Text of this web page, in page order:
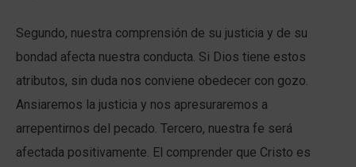
Segundo, nuestra comprensión de su justicia y de su
bondad afecta nuestra conducta. Si Dios tiene estos
atributos, sin duda nos conviene obedecer con gozo.
Ansiaremos la justicia y nos apresuraremos a
arrepentirnos del pecado. Tercero, nuestra fe será
afectada positivamente. El comprender que Cristo es